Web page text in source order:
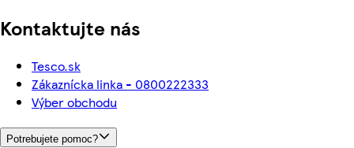
Kontaktujte nás
Tesco.sk
Zákaznícka linka - 0800222333
Výber obchodu
Potrebujete pomoc?